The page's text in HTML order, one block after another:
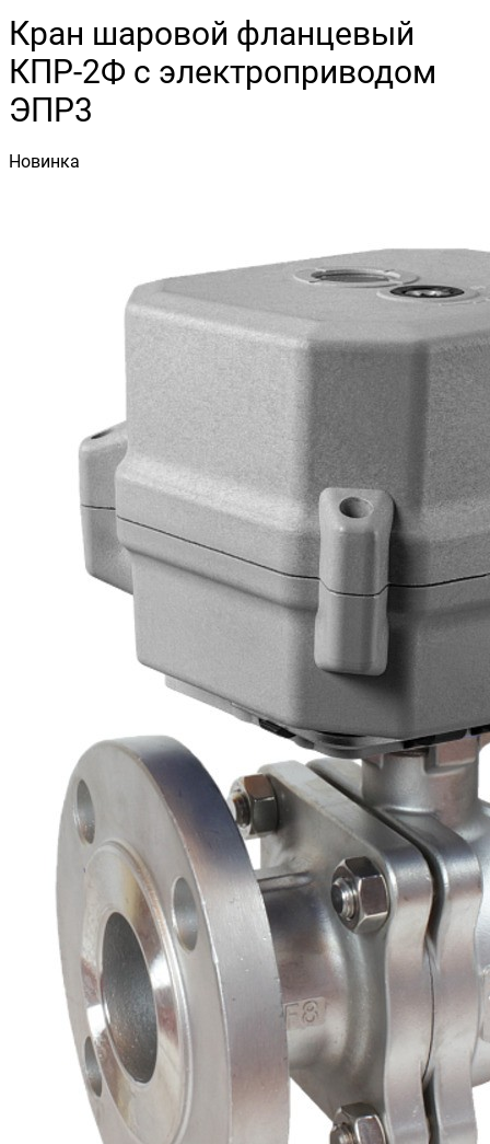
Кран шаровой фланцевый
КПР-2Ф с электроприводом
ЭПР3
Новинка